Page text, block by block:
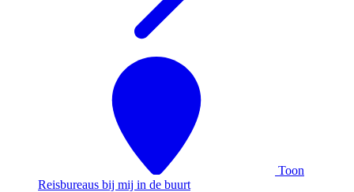
Toon
Reisbureaus bij mij in de buurt